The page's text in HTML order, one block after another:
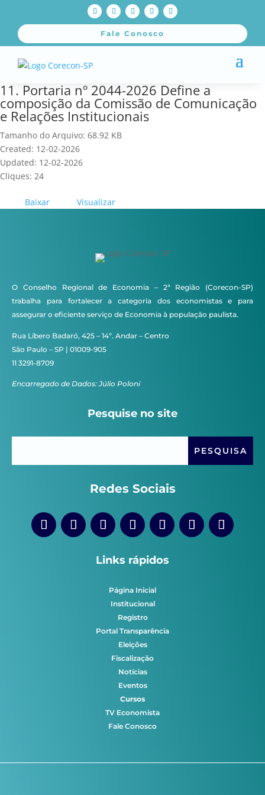
Fale Conosco
11. Portaria nº 2044-2026 Define a
composição da Comissão de Comunicação
e Relações Institucionais
Tamanho do Arquivo: 68.92 KB
Created: 12-02-2026
Updated: 12-02-2026
Cliques: 24
Baixar Visualizar
O Conselho Regional de Economia – 2ª Região (Corecon-SP)
trabalha para fortalecer a categoria dos economistas e para
assegurar o eficiente serviço de Economia à população paulista.
Rua Líbero Badaró, 425 – 14º. Andar – Centro
São Paulo – SP | 01009-905
11 3291-8709
Encarregado de Dados: Júlio Poloni
Pesquise no site
Redes Sociais
Links rápidos
Página Inicial
Institucional
Registro
Portal Transparência
Eleições
Fiscalização
Notícias
Eventos
Cursos
TV Economista
Fale Conosco